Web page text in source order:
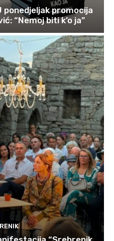
ponedjeljak promocija
“Nemoj biti k’o ja”